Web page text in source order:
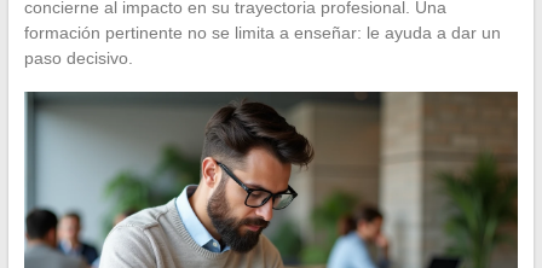
concierne al impacto en su trayectoria profesional. Una
formación pertinente no se limita a enseñar: le ayuda a dar un
paso decisivo.